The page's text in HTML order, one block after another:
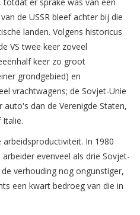
er sprake was van een
de USSR bleef achter bij die
landen. Volgens historicus
VS twee keer zoveel
keer zo groot
grondgebied) en
vrachtwagens; de Sovjet-Unie
dan de Verenigde Staten,
In 1980
evenveel als drie Sovjet-
verhouding nog ongunstiger,
een kwart bedroeg van die in